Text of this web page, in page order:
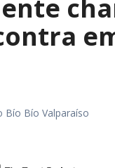
Bío Bío Valparaíso